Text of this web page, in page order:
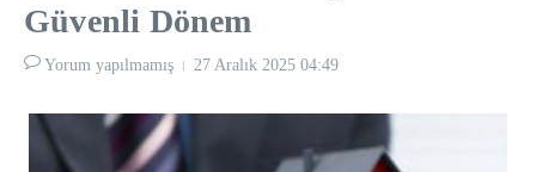
Güvenli Dönem
Yorum yapılmamış 27 Aralık 2025 04:49